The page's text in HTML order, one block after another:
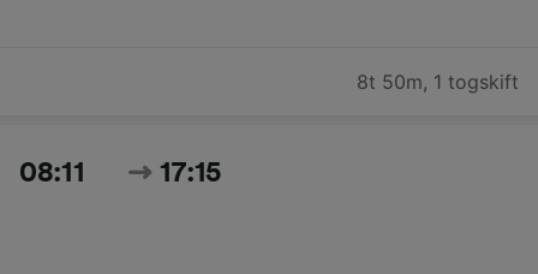
8t 50m, 1 togskift
08:11 17:15